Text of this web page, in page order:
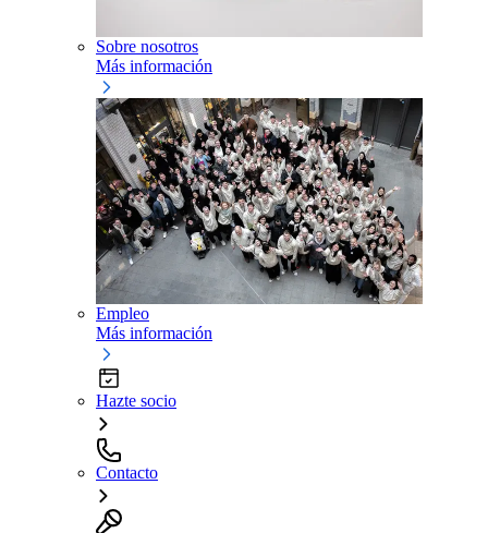
Sobre nosotros
Más información
Empleo
Más información
Hazte socio
Contacto